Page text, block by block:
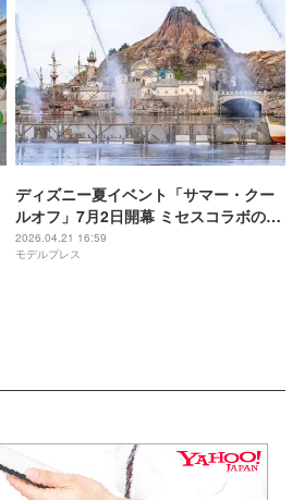
ディズニー夏イベント「サマー・クー
ルオフ」7月2日開幕 ミセスコラボのグ
ッズやメニューも新たに登場
2026.04.21 16:59
モデルプレス